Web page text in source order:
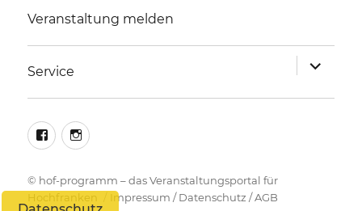
Veranstaltung melden
Service
anzeigen
facebookinstagram
© hof-programm – das Veranstaltungsportal für
Hochfranken
Impressum /Datenschutz /AGB